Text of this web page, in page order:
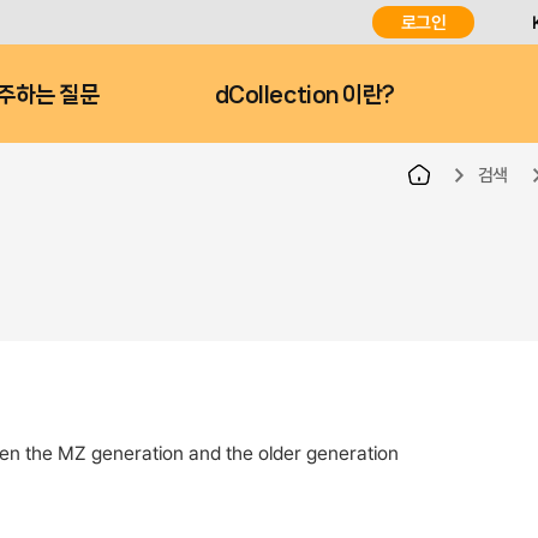
로그인
하는 질문 dCollection 이란?
검색
the MZ generation and the older generation